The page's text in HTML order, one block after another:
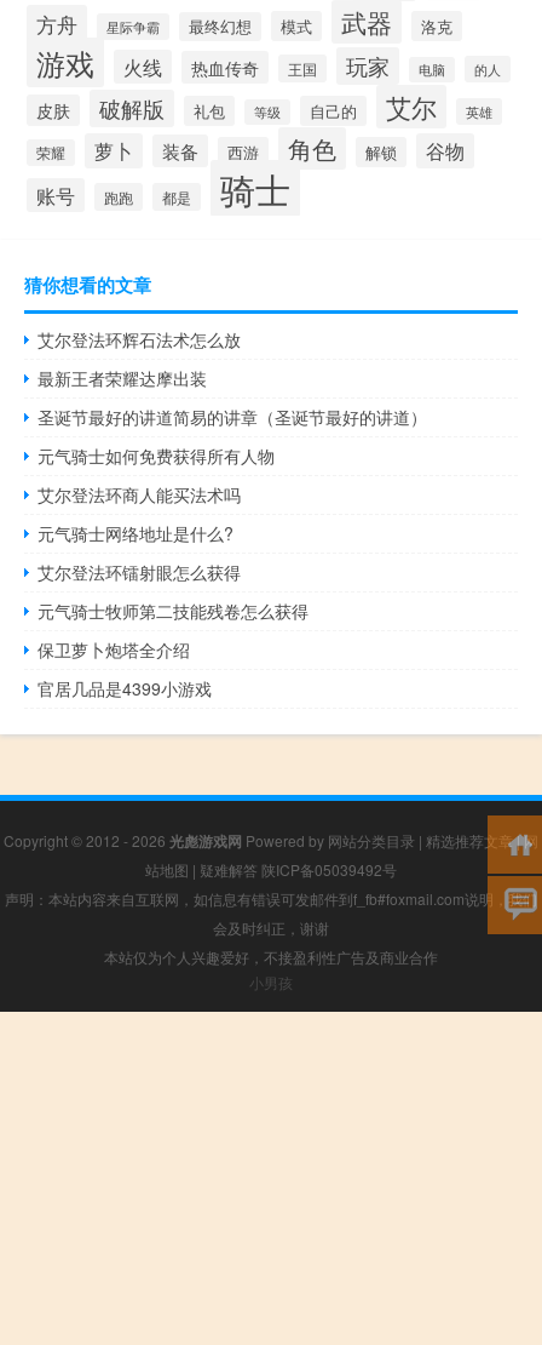
方舟 星际争霸 最终幻想 模式 武器 洛克
游戏 火线 热血传奇 王国 玩家 电脑 的人
皮肤 破解版 礼包 等级 自己的 艾尔 英雄
荣耀 萝卜 装备 西游 角色 解锁 谷物
账号 跑跑 都是 骑士
猜你想看的文章
艾尔登法环辉石法术怎么放
最新王者荣耀达摩出装
圣诞节最好的讲道简易的讲章（圣诞节最好的讲道）
元气骑士如何免费获得所有人物
艾尔登法环商人能买法术吗
元气骑士网络地址是什么?
艾尔登法环镭射眼怎么获得
元气骑士牧师第二技能残卷怎么获得
保卫萝卜炮塔全介绍
官居几品是4399小游戏
Copyright © 2012 - 2026 光彪游戏网 Powered by 网站分类目录 | 精选推荐文章|网
站地图 | 疑难解答 陕ICP备05039492号
声明：本站内容来自互联网，如信息有错误可发邮件到f_fb#foxmail.com说明，我们
会及时纠正，谢谢
本站仅为个人兴趣爱好，不接盈利性广告及商业合作
小男孩